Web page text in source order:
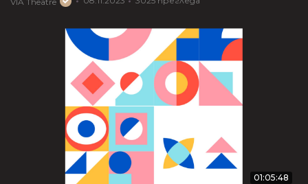
01:05:48